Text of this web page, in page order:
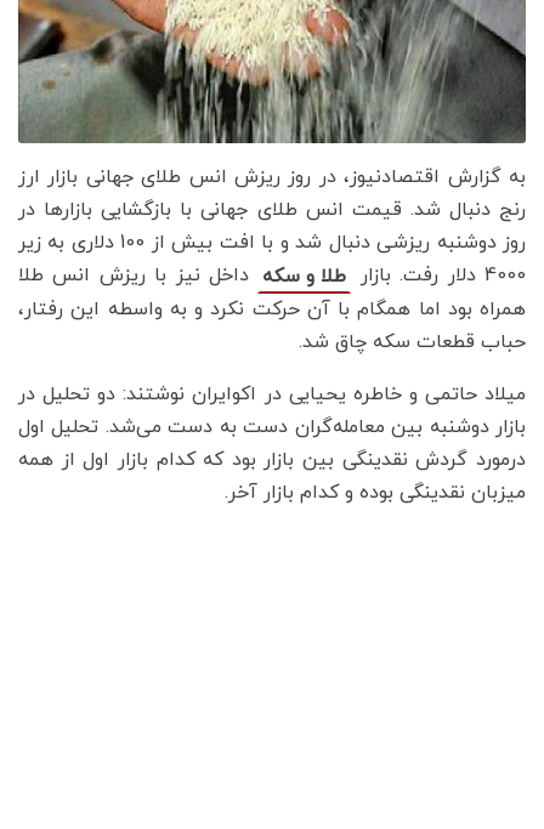
به گزارش اقتصادنیوز، در روز ریزش انس طلای جهانی بازار ارز
رنج دنبال شد. قیمت انس طلای جهانی با بازگشایی بازارها در
روز دوشنبه ریزشی دنبال شد و با افت بیش از 100 دلاری به زیر
4000 دلار رفت. بازار
طلا و سکه داخل نیز با ریزش انس طلا
همراه بود اما همگام با آن حرکت نکرد و به واسطه این رفتار،
حباب قطعات سکه چاق شد.
میلاد حاتمی و خاطره یحیایی در اکوایران نوشتند: دو تحلیل در
بازار دوشنبه بین معامله‌گران دست به دست می‌شد. تحلیل اول
درمورد گردش نقدینگی بین بازار بود که کدام بازار اول از همه
میزبان نقدینگی بوده و کدام بازار آخر.